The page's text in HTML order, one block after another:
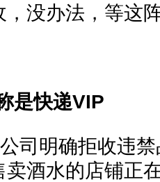
没办法，等这
是快递VIP
司明确拒收违
酒水的店铺正